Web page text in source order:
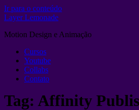
Ir para o conteúdo
Layer Lemonade
Motion Design e Animação
Cursos
Youtube
Collabs
Contato
Tag: Affinity